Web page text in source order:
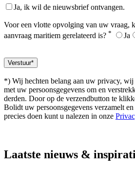
Ja, ik wil de nieuwsbrief ontvangen.
Voor een vlotte opvolging van uw vraag,
aanvraag maritiem gerelateerd is? * Ja
*) Wij hechten belang aan uw privacy,
met uw persoonsgegevens om en
derden. Door op de verzendbutton te
Bolidt uw persoonsgegevens verzamelt
precies doen kunt u nalezen in onze
Laatste nieuws &